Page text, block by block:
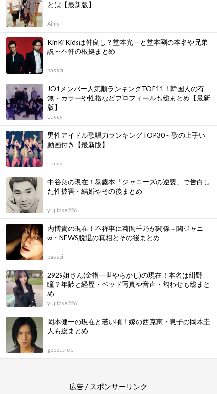
とは【最新版】
Aimy
KinKi Kidsは仲良し？堂本光一と堂本剛の本名や兄弟
説～不仲の根拠まとめ
passpi
JO1メンバー人気順ランキングTOP11！韓国人の有
無・カラーや性格などプロフィールも総まとめ【最新
版】
Luccy
男性アイドル歌唱力ランキングTOP30～歌の上手い
動画付き【最新版】
Luccy
中谷良の現在！暴露本「ジャニーズの逆襲」で告白し
た性被害・結婚やその後まとめ
yujitake226
内博貴の現在！不祥事に菊間千乃が関係～関ジャニ
∞・NEWS脱退の真相とその後まとめ
passpi
2929姐さん(金指一世やらかし)の現在！本名は紺野
瞳？年齢と経歴・ベッド写真や音声・匂わせも総まと
め
yujitake226
岡本健一の現在と若い頃！嫁の西克恵・息子の岡本圭
人も総まとめ
goboutree
広告 / スポンサーリンク